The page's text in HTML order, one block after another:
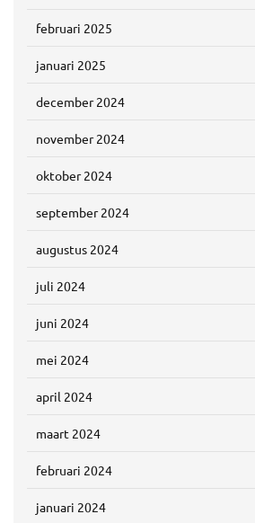
februari 2025
januari 2025
december 2024
november 2024
oktober 2024
september 2024
augustus 2024
juli 2024
juni 2024
mei 2024
april 2024
maart 2024
februari 2024
januari 2024